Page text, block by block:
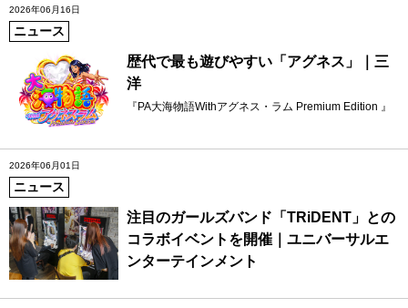
2026年06月16日
ニュース
歴代で最も遊びやすい「アグネス」｜三
洋
『PA大海物語Withアグネス・ラム Premium Edition 』
2026年06月01日
ニュース
注目のガールズバンド「TRiDENT」との
コラボイベントを開催｜ユニバーサルエ
ンターテインメント